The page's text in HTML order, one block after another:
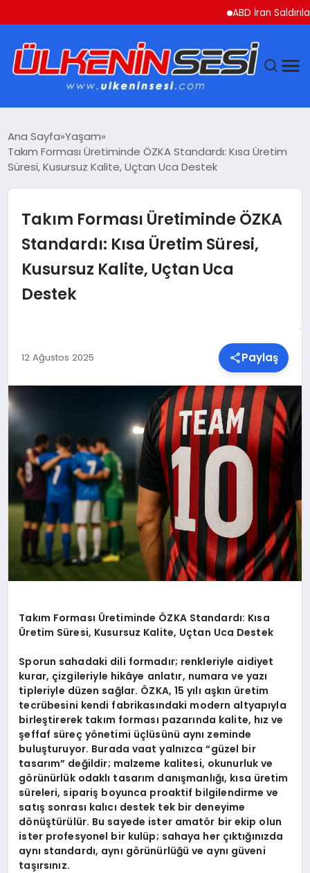
ABD İran Saldırılarını
EKONOMI
SAĞLIK
MALATYA HABERLERI
Ana Sayfa Yaşam
Takım Forması Üretiminde ÖZKA Standardı: Kısa Üretim
Süresi, Kusursuz Kalite, Uçtan Uca Destek
Takım Forması Üretiminde ÖZKA
Standardı: Kısa Üretim Süresi,
Kusursuz Kalite, Uçtan Uca
Destek
12 Ağustos 2025 Paylaş
Takım Forması Üretiminde ÖZKA Standardı: Kısa
Üretim Süresi, Kusursuz Kalite, Uçtan Uca Destek
Sporun sahadaki dili formadır; renkleriyle aidiyet
kurar, çizgileriyle hikâye anlatır, numara ve yazı
tipleriyle düzen sağlar. ÖZKA, 15 yılı aşkın üretim
tecrübesini kendi fabrikasındaki modern altyapıyla
birleştirerek takım forması pazarında kalite, hız ve
şeffaf süreç yönetimi üçlüsünü aynı zeminde
buluşturuyor. Burada vaat yalnızca “güzel bir
tasarım” değildir; malzeme kalitesi, okunurluk ve
görünürlük odaklı tasarım danışmanlığı, kısa üretim
süreleri, sipariş boyunca proaktif bilgilendirme ve
satış sonrası kalıcı destek tek bir deneyime
dönüştürülür. Bu sayede ister amatör bir ekip olun
ister profesyonel bir kulüp; sahaya her çıktığınızda
aynı standardı, aynı görünürlüğü ve aynı güveni
taşırsınız.